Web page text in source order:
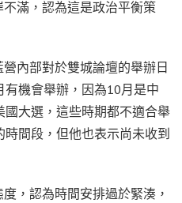
滿，認為這是政治平衡策
內部對於雙城論壇的舉辦日
機會舉辦，因為10月是中
大選，這些時期都不適合舉
間段，但他也表示尚未收到
，認為時間安排過於緊湊，